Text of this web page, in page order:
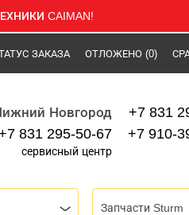
CAIMAN!
ЗАКАЗА ОТЛОЖЕНО (0)
Новгород
831 295-50-67
сервисный центр
+7 831
+7 910-
Запчасти Sturm